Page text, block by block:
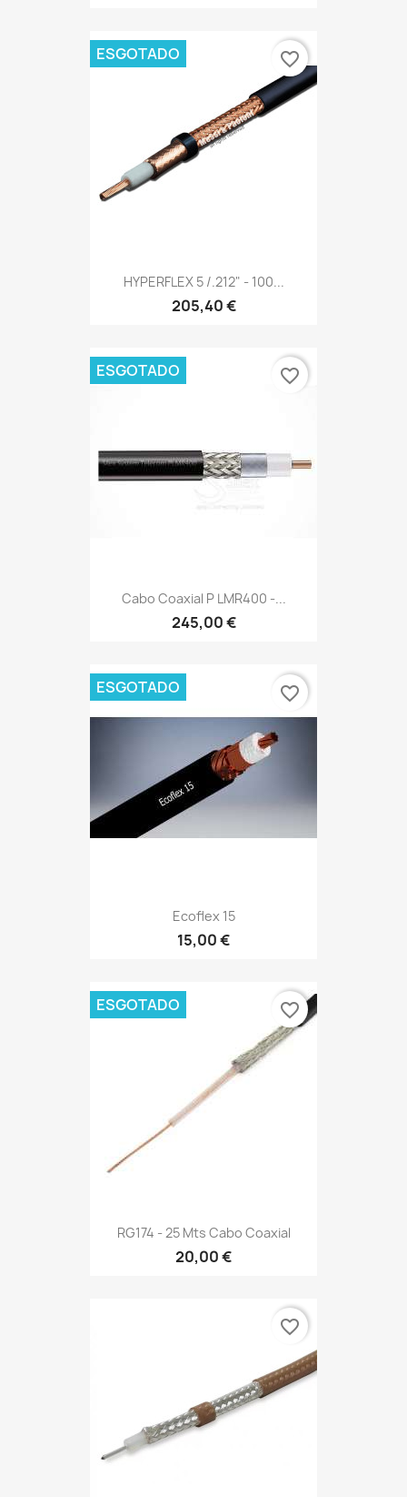
HYPERFLEX 5 /.212" - 100...
205,40 €
ESGOTADO favorite_border
Cabo Coaxial P LMR400 -...
245,00 €
ESGOTADO favorite_border
Ecoflex 15
15,00 €
ESGOTADO favorite_border
RG174 - 25 Mts Cabo Coaxial
20,00 €
ESGOTADO favorite_border
favorite_border